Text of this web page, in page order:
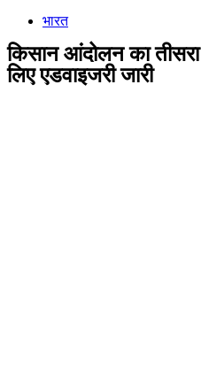
भारत
किसान आंदोलन का
लिए एडवाइजरी जारी